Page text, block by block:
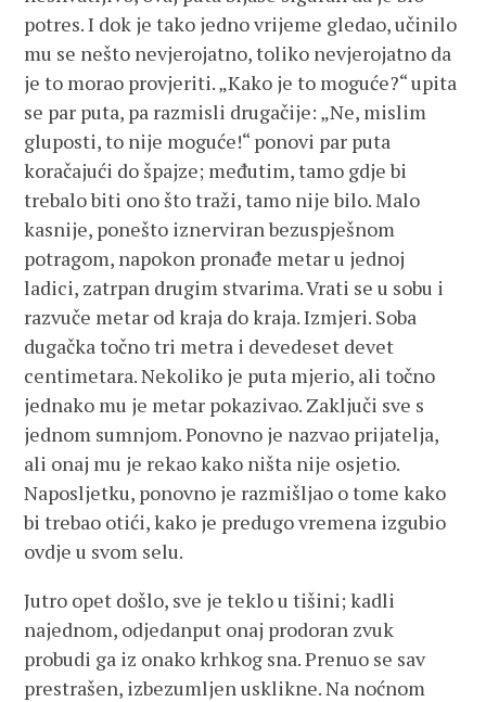
potres. I dok je tako jedno vrijeme gledao, učinilo
mu se nešto nevjerojatno, toliko nevjerojatno da
je to morao provjeriti. „Kako je to moguće?“ upita
se par puta, pa razmisli drugačije: „Ne, mislim
gluposti, to nije moguće!“ ponovi par puta
koračajući do špajze; međutim, tamo gdje bi
trebalo biti ono što traži, tamo nije bilo. Malo
kasnije, ponešto iznerviran bezuspješnom
potragom, napokon pronađe metar u jednoj
ladici, zatrpan drugim stvarima. Vrati se u sobu i
razvuče metar od kraja do kraja. Izmjeri. Soba
dugačka točno tri metra i devedeset devet
centimetara. Nekoliko je puta mjerio, ali točno
jednako mu je metar pokazivao. Zaključi sve s
jednom sumnjom. Ponovno je nazvao prijatelja,
ali onaj mu je rekao kako ništa nije osjetio.
Naposljetku, ponovno je razmišljao o tome kako
bi trebao otići, kako je predugo vremena izgubio
ovdje u svom selu.
Jutro opet došlo, sve je teklo u tišini; kadli
najednom, odjedanput onaj prodoran zvuk
probudi ga iz onako krhkog sna. Prenuo se sav
prestrašen, izbezumljen usklikne. Na noćnom